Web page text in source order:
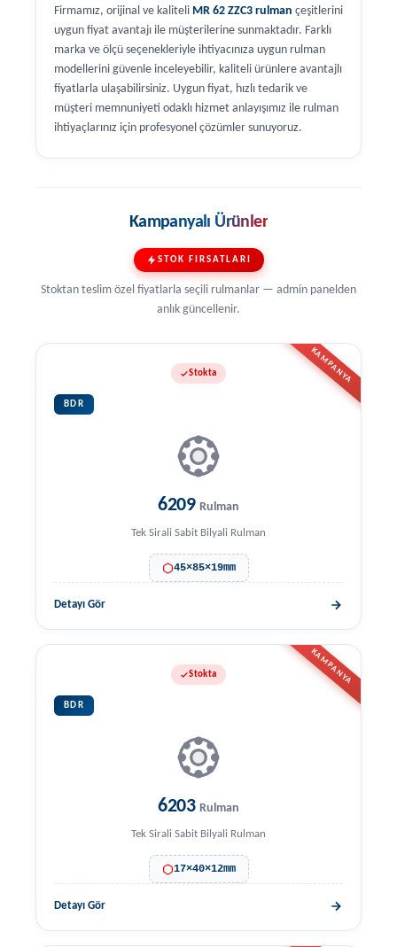
Firmamız, orijinal ve kaliteli MR 62 ZZC3 rulman çeşitlerini
uygun fiyat avantajı ile müşterilerine sunmaktadır. Farklı
marka ve ölçü seçenekleriyle ihtiyacınıza uygun rulman
modellerini güvenle inceleyebilir, kaliteli ürünlere avantajlı
fiyatlarla ulaşabilirsiniz. Uygun fiyat, hızlı tedarik ve
müşteri memnuniyeti odaklı hizmet anlayışımız ile rulman
ihtiyaçlarınız için profesyonel çözümler sunuyoruz.
Kampanyalı Ürünler
STOK FIRSATLARI
Stoktan teslim özel fiyatlarla seçili rulmanlar — admin panelden
anlık güncellenir.
KAMPANYA
Stokta
BDR
6209 Rulman
Tek Sirali Sabit Bilyali Rulman
45×85×19mm
Detayı Gör
KAMPANYA
Stokta
BDR
6203 Rulman
Tek Sirali Sabit Bilyali Rulman
17×40×12mm
Detayı Gör